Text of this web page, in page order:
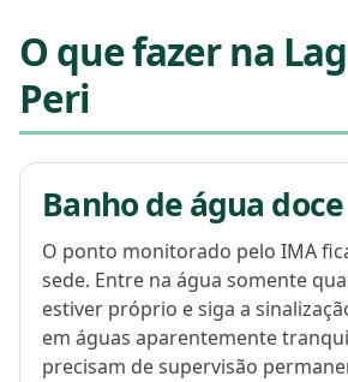
O que fazer na
Peri
Banho de água doce
O ponto monitorado pelo IMA
sede. Entre na água somente
estiver próprio e siga a
em águas aparentemente
precisam de supervisão